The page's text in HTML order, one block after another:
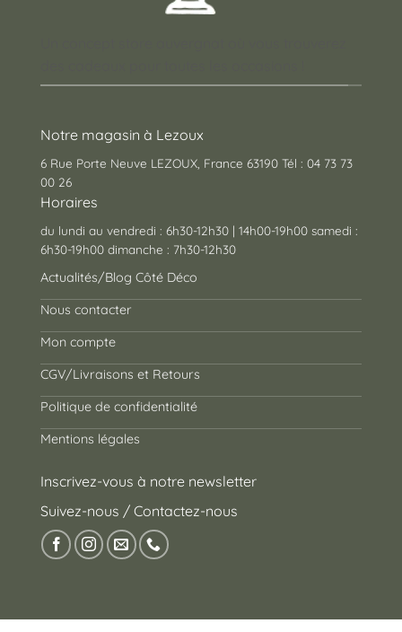
Notre magasin à Lezoux
6 Rue Porte Neuve LEZOUX, France 63190 Tél : 04 73 73
00 26
Horaires
du lundi au vendredi : 6h30-12h30 | 14h00-19h00 samedi :
6h30-19h00 dimanche : 7h30-12h30
Actualités/Blog Côté Déco
Nous contacter
Mon compte
CGV/Livraisons et Retours
Politique de confidentialité
Mentions légales
Inscrivez-vous à notre newsletter
Suivez-nous / Contactez-nous